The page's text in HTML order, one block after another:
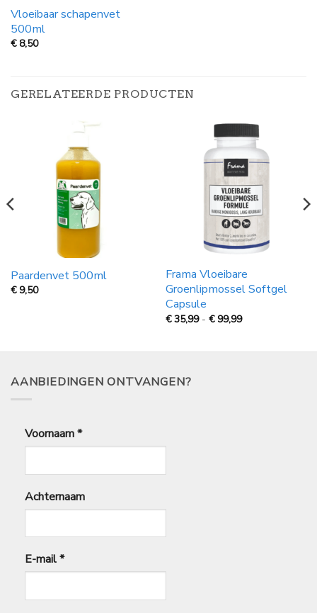
Vloeibaar schapenvet
500ml
€8,50
GERELATEERDE PRODUCTEN
Paardenvet 500ml
€9,50
Frama Vloeibare
Groenlipmossel Softgel
Capsule
€35,99 - €99,99Prijsklasse:
€
AANBIEDINGEN ONTVANGEN?
Voornaam*
Achternaam
E-mail*